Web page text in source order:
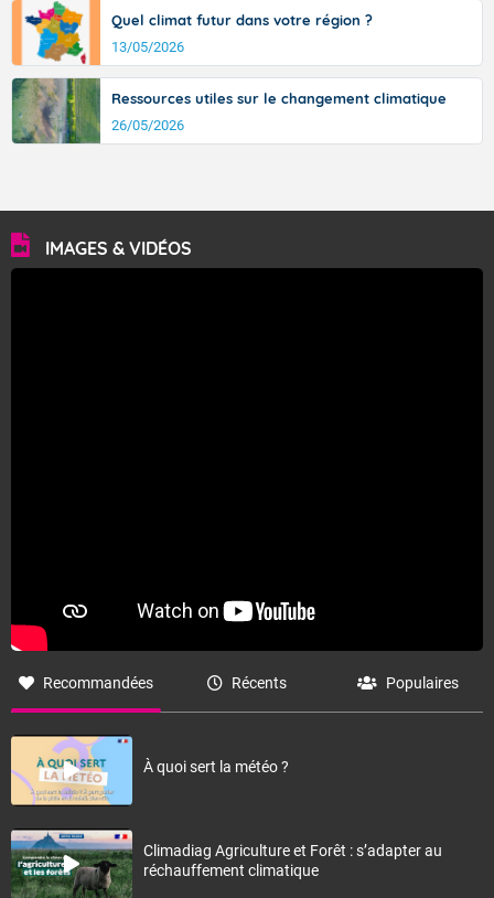
Quel climat futur dans votre région ?
13/05/2026
Ressources utiles sur le changement climatique
26/05/2026
IMAGES & VIDÉOS
Recommandées Récents Populaires
À quoi sert la météo ?
Climadiag Agriculture et Forêt : s’adapter au
réchauffement climatique